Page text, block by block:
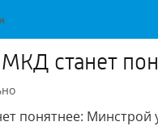
станет
понятнее: Минстрой